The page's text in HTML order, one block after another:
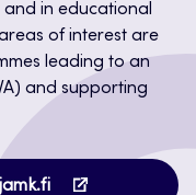
in educational
of interest are
leading to an
and supporting
Opens